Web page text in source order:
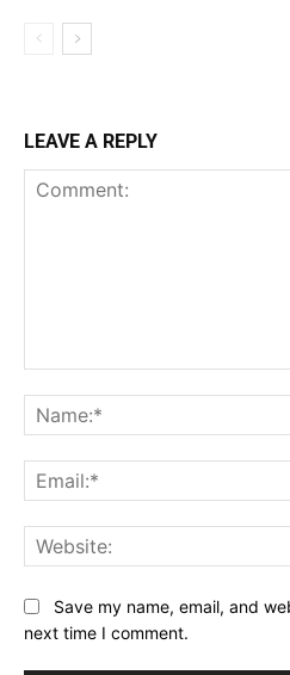
LEAVE A REPLY
Save my name, email, and
next time I comment.